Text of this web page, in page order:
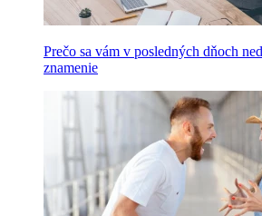
Prečo sa vám v posledných dňoch
znamenie